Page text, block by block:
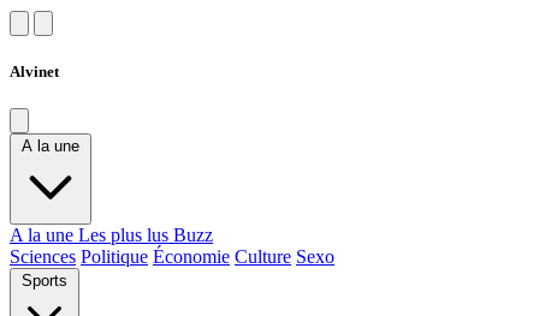
Alvinet
A la une
A la une Les plus lus Buzz
Sciences Politique Économie Culture Sexo
Sports